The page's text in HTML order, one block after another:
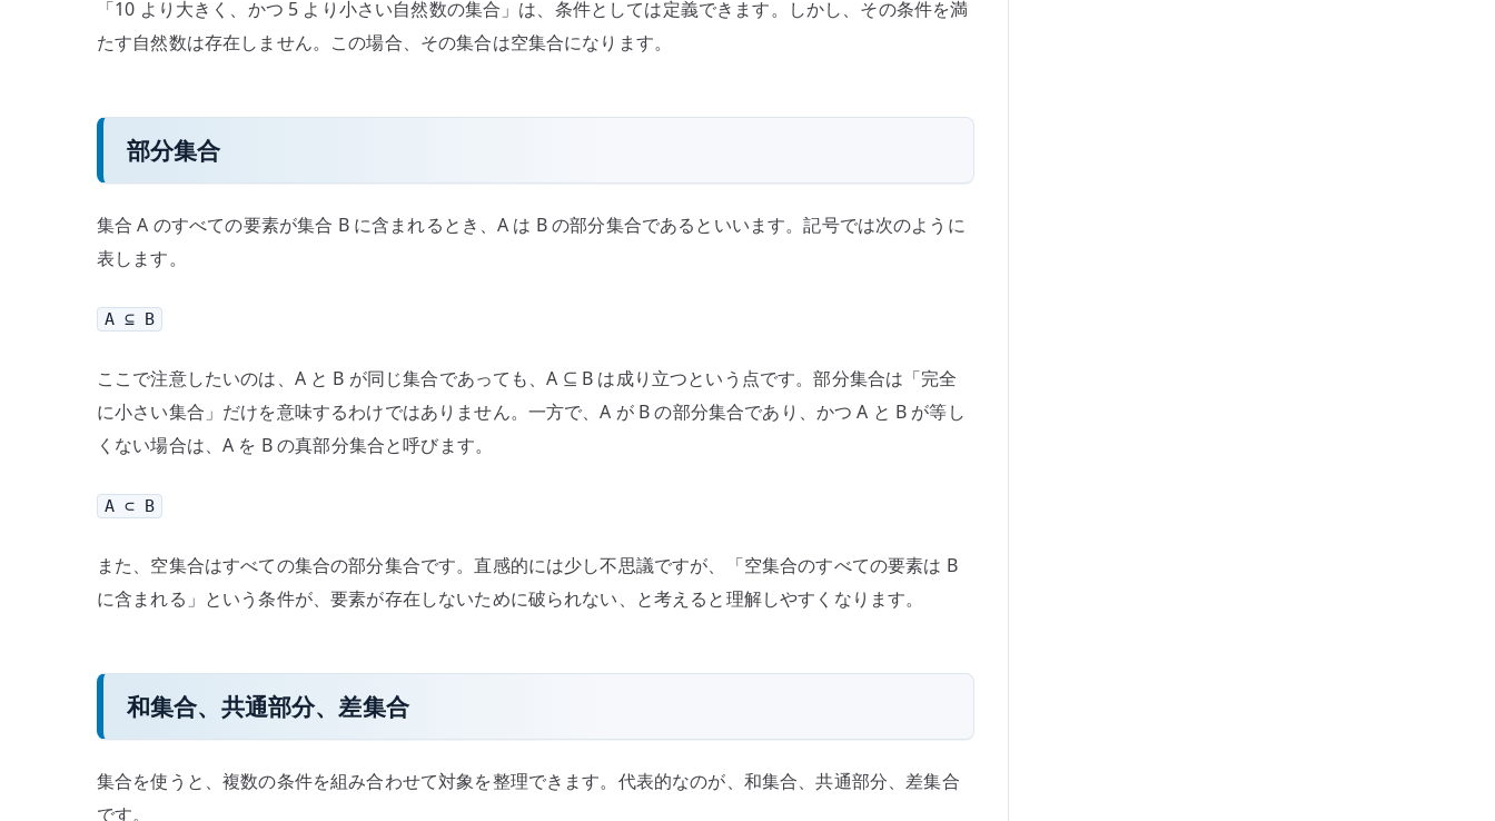
「10 より大きく、かつ 5 より小さい自然数の集合」は、条件としては定義できます。しかし、その条件を満
たす自然数は存在しません。この場合、その集合は空集合になります。
部分集合
集合 A のすべての要素が集合 B に含まれるとき、A は B の部分集合であるといいます。記号では次のように
表します。
A ⊆ B
ここで注意したいのは、A と B が同じ集合であっても、A ⊆ B は成り立つという点です。部分集合は「完全
に小さい集合」だけを意味するわけではありません。一方で、A が B の部分集合であり、かつ A と B が等し
くない場合は、A を B の真部分集合と呼びます。
A ⊂ B
また、空集合はすべての集合の部分集合です。直感的には少し不思議ですが、「空集合のすべての要素は B
に含まれる」という条件が、要素が存在しないために破られない、と考えると理解しやすくなります。
和集合、共通部分、差集合
集合を使うと、複数の条件を組み合わせて対象を整理できます。代表的なのが、和集合、共通部分、差集合
です。